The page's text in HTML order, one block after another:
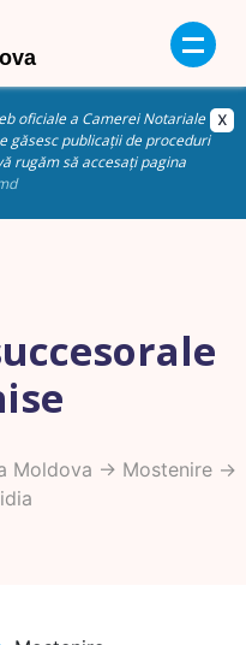
oficiale a Camerei Notariale
găsesc publicații de proceduri
rugăm să accesați pagina
Moldova -> Mostenire->